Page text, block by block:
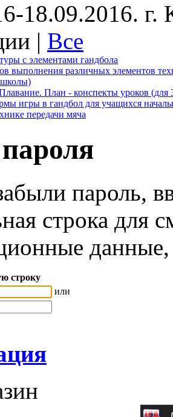
18.09.2016.
| Все
с элементами гандбола
выполнения различных элементов
школы)
План - конспекты уроков (для
игры в гандбол для учащихся
передачи мяча
пароль,
строка для
строку
или